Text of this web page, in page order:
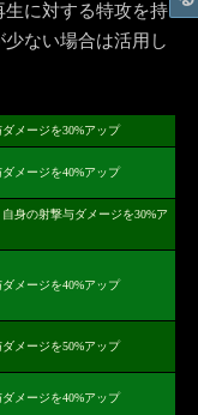
に対する特攻を持
ない場合は活用し
メージを30%アップ
メージを40%アップ
身の射撃与ダメージを30%ア
メージを40%アップ
メージを50%アップ
メージを40%アップ